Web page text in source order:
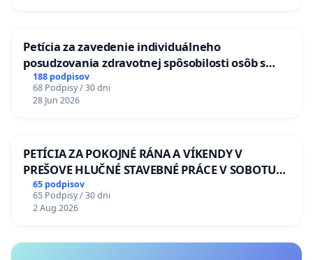
Petícia za zavedenie individuálneho
posudzovania zdravotnej spôsobilosti osôb s
diabetom 1. a 2. typu pri prijímaní do
Policajného zboru SR
188 podpisov
68 Podpisy / 30 dni
28 Jun 2026
PETÍCIA ZA POKOJNÉ RÁNA A VÍKENDY V
PREŠOVE HLUČNÉ STAVEBNÉ PRÁCE V SOBOTU
LEN OD 9.00 DO 13.00 HOD., CEZ PRACOVNÝ
TÝŽDEŇ CIEĽ 8.00 – 18.00 HOD. A PRAVIDELNÁ
KONTROLA STAVBY C-AREA NA
65 podpisov
65 Podpisy / 30 dni
2 Aug 2026